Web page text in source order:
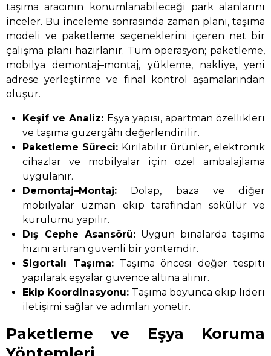
taşıma aracının konumlanabileceği park alanlarını
inceler. Bu inceleme sonrasında zaman planı, taşıma
modeli ve paketleme seçeneklerini içeren net bir
çalışma planı hazırlanır. Tüm operasyon; paketleme,
mobilya demontaj–montaj, yükleme, nakliye, yeni
adrese yerleştirme ve final kontrol aşamalarından
oluşur.
Keşif ve Analiz: Eşya yapısı, apartman özellikleri
ve taşıma güzergâhı değerlendirilir.
Paketleme Süreci: Kırılabilir ürünler, elektronik
cihazlar ve mobilyalar için özel ambalajlama
uygulanır.
Demontaj–Montaj: Dolap, baza ve diğer
mobilyalar uzman ekip tarafından sökülür ve
kurulumu yapılır.
Dış Cephe Asansörü: Uygun binalarda taşıma
hızını artıran güvenli bir yöntemdir.
Sigortalı Taşıma:Taşıma öncesi değer tespiti
yapılarak eşyalar güvence altına alınır.
Ekip Koordinasyonu: Taşıma boyunca ekip lideri
iletişimi sağlar ve adımları yönetir.
Paketleme ve Eşya Koruma